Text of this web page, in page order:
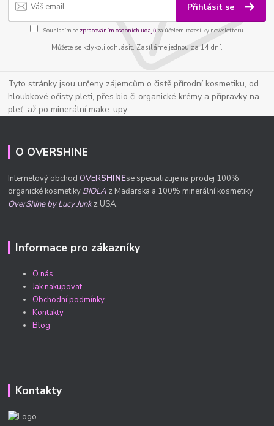
Přihlásit se
Souhlasím se zpracováním osobních údajůza účelem rozesílky newsletteru.
Můžete se kdykoli odhlásit. Zasíláme jednou za 14 dní.
Tyto stránky jsou určeny zájemcům o čistě přírodní kosmetiku, od
hloubkové očisty pleti, přes bio či organické krémy a přípravky na
pleť, až po minerální make-upy.
O OVERSHINE
Internetový obchod OVERSHINEse specializuje na prodej 100%
organické kosmetiky BIOLA z Maďarska a 100% minerální kosmetiky
OverShine by Lucy Junkz USA.
Informace pro zákazníky
O nás
Jak nakupovat
Obchodní podmínky
Kontakty
Blog
Kontakty